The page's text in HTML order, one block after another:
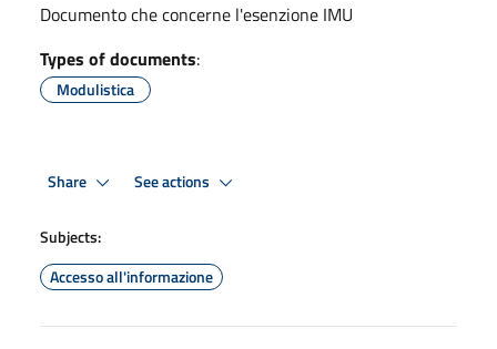
Documento che concerne l'esenzione IMU
Types of documents:
Modulistica
Share See actions
Subjects:
Accesso all'informazione